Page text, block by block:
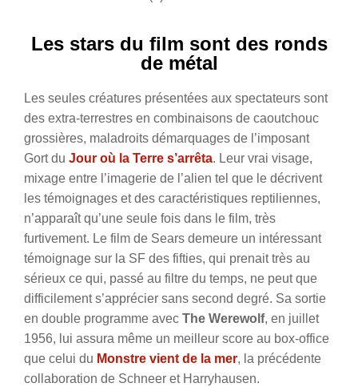
Les stars du film sont des ronds
de métal
Les seules créatures présentées aux spectateurs sont
des extra-terrestres en combinaisons de caoutchouc
grossières, maladroits démarquages de l’imposant
Gort du Jour où la Terre s’arrêta. Leur vrai visage,
mixage entre l’imagerie de l’alien tel que le décrivent
les témoignages et des caractéristiques reptiliennes,
n’apparaît qu’une seule fois dans le film, très
furtivement. Le film de Sears demeure un intéressant
témoignage sur la SF des fifties, qui prenait très au
sérieux ce qui, passé au filtre du temps, ne peut que
difficilement s’apprécier sans second degré. Sa sortie
en double programme avec The Werewolf, en juillet
1956, lui assura même un meilleur score au box-office
que celui du Monstre vient de la mer, la précédente
collaboration de Schneer et Harryhausen.